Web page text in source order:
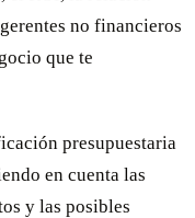
no financieros
que te
presupuestaria
en cuenta las
y las posibles